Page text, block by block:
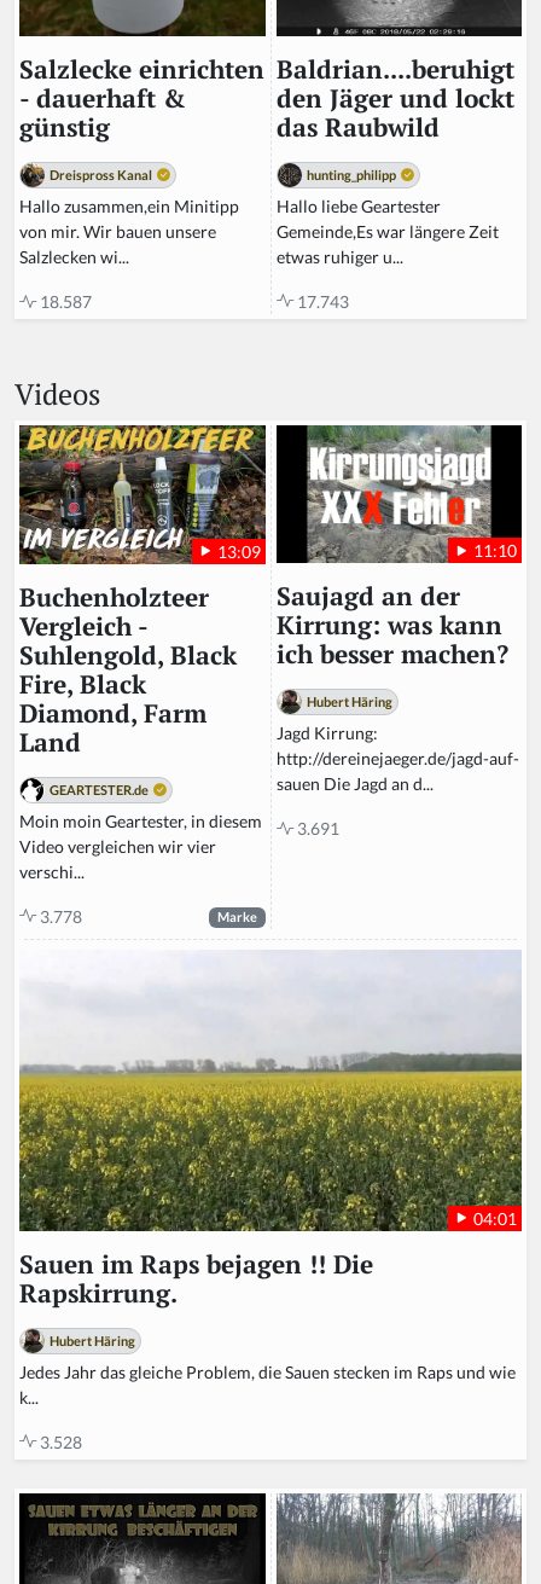
Salzlecke einrichten
- dauerhaft &
günstig
Dreispross Kanal
Hallo zusammen,ein Minitipp
von mir. Wir bauen unsere
Salzlecken wi...
18.587
Baldrian....beruhigt
den Jäger und lockt
das Raubwild
hunting_philipp
Hallo liebe Geartester
Gemeinde,Es war längere Zeit
etwas ruhiger u...
17.743
Videos
13:09
Buchenholzteer
Vergleich -
Suhlengold, Black
Fire, Black
Diamond, Farm
Land
GEARTESTER.de
Moin moin Geartester, in diesem
Video vergleichen wir vier
verschi...
3.778 Marke
11:10
Saujagd an der
Kirrung: was kann
ich besser machen?
Hubert Häring
Jagd Kirrung:
http://dereinejaeger.de/jagd-auf-
sauen Die Jagd an d...
3.691
04:01
Sauen im Raps bejagen !! Die
Rapskirrung.
Hubert Häring
Jedes Jahr das gleiche Problem, die Sauen stecken im Raps und wie
k...
3.528